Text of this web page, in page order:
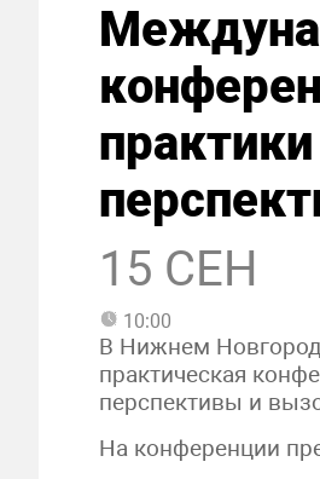
15 СЕН
10:00
В Нижнем
практическая
перспективы и
На конференции